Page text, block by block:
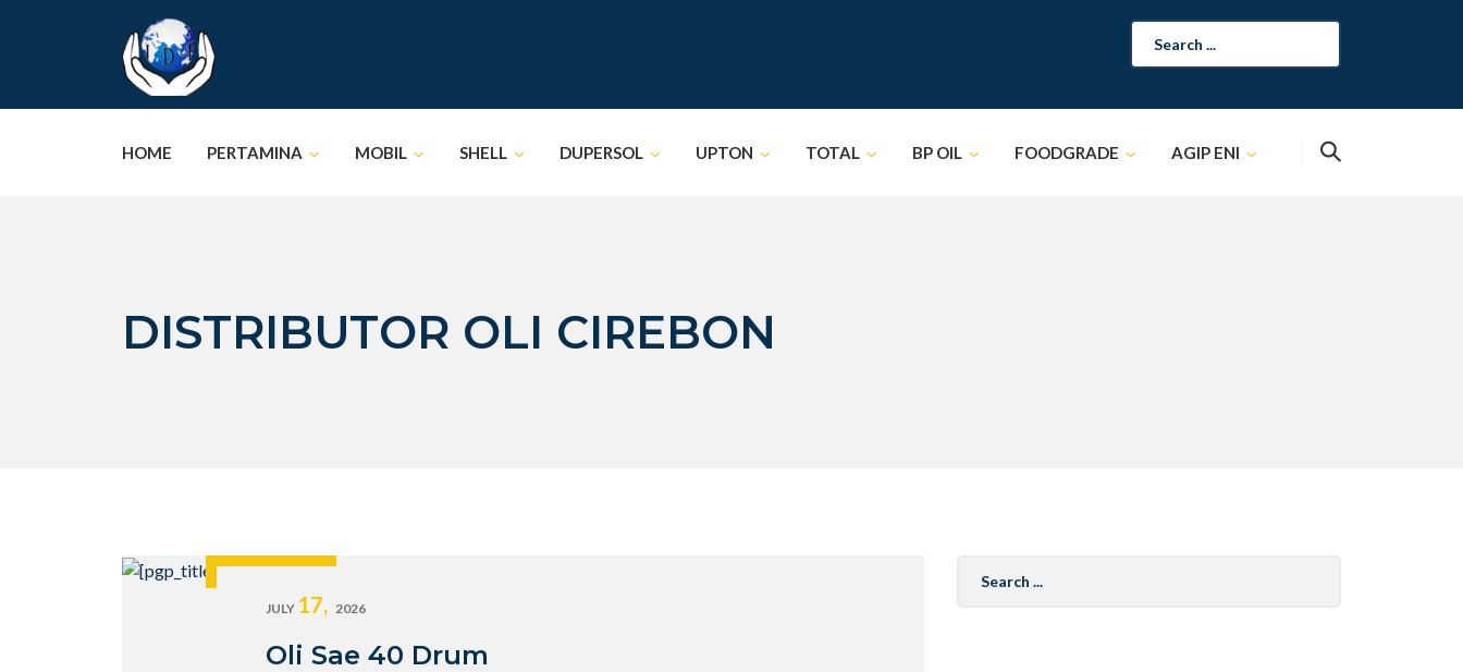
Search
for:
HOME PERTAMINA MOBIL SHELL DUPERSOL UPTON TOTAL BP OIL FOODGRADE AGIP ENI
DISTRIBUTOR OLI CIREBON
JULY 17, 2026
Oli Sae 40 Drum
for: